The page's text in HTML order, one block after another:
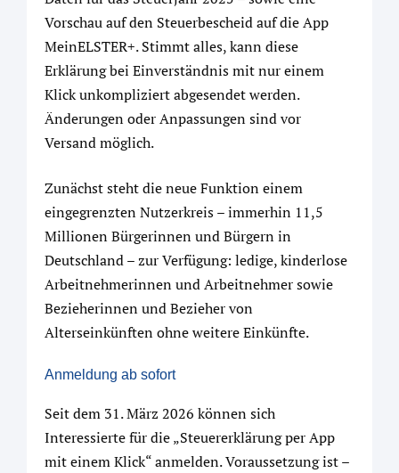
Vorschau auf den Steuerbescheid auf die App
MeinELSTER+. Stimmt alles, kann diese
Erklärung bei Einverständnis mit nur einem
Klick unkompliziert abgesendet werden.
Änderungen oder Anpassungen sind vor
Versand möglich.
Zunächst steht die neue Funktion einem
eingegrenzten Nutzerkreis – immerhin 11,5
Millionen Bürgerinnen und Bürgern in
Deutschland – zur Verfügung: ledige, kinderlose
Arbeitnehmerinnen und Arbeitnehmer sowie
Bezieherinnen und Bezieher von
Alterseinkünften ohne weitere Einkünfte.
Anmeldung ab sofort
Seit dem 31. März 2026 können sich
Interessierte für die „Steuererklärung per App
mit einem Klick“ anmelden. Voraussetzung ist –